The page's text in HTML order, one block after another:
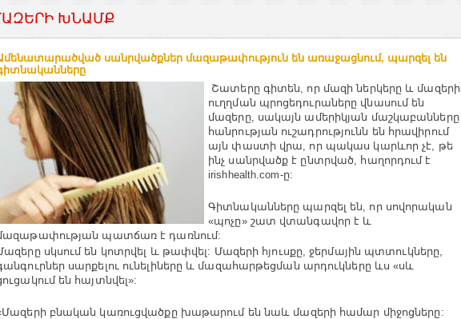
ԽՆԱՄՔ
սանրվածքներ մազաթափություն են առաջացնում, պարզել են
Շատերը գիտեն, որ մազի ներկերը և մազերի
ուղղման պրոցեդուրաները վնասում են
մազերը, սակայն ամերիկյան մաշկաբանները
հանրության ուշադրությունն են հրավիրում
այն փաստի վրա, որ պակաս կարևոր չէ, թե
ինչ սանրվածք է ընտրված, հաղորդում է
irishhealth.com-ը:
Գիտնականները պարզել են, որ սովորական
«պոչը» շատ վտանգավոր է և
պատճառ է դառնում:
սկսում են կոտրվել և թափվել: Մազերի հյուսքը, ջերմային պտտուկները,
սարքելու ունելիները և մազահարթեցման արդուկները ևս «սև
են հայտնվել»:
բնական կառուցվածքը խաթարում են նաև մազերի համար միջոցները: